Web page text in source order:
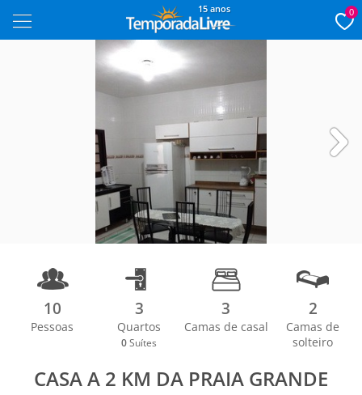
15 anos 0
1/13
10
Pessoas
3
Quartos
0 Suítes
3
Camas de casal
2
Camas de
solteiro
CASA A 2 KM DA PRAIA GRANDE